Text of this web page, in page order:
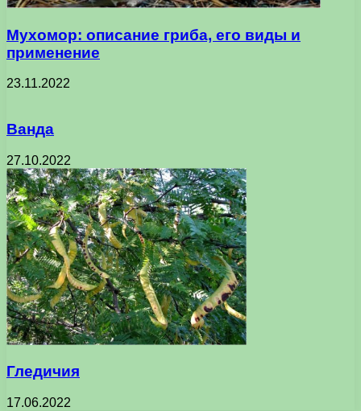
Мухомор: описание гриба, его виды и
применение
23.11.2022
Ванда
27.10.2022
Гледичия
17.06.2022